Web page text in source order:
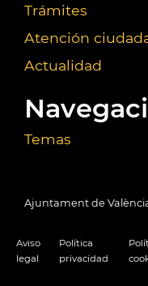
Trámites
Atención
Actualidad
Temas
Ajuntament de
Aviso
legal
Política
privacidad